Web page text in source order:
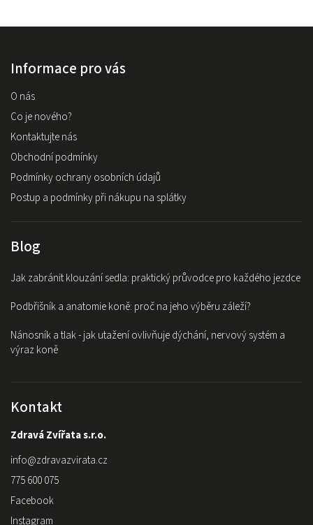
Informace pro vás
O nás
Co je nového?
Kontaktujte nás
Obchodní podmínky
Podmínky ochrany osobních údajů
Postup a podmínky při nákupu na splátky
Blog
Jak zabránit klouzání sedla: praktický průvodce pro každého jezdce
Podbřišník a anatomie koně: proč na jeho výběru záleží?
Nánosník a tlak - jak utažení ovlivňuje dýchání, nervový systém a
výraz koně
Kontakt
Zdravá Zvířata s.r.o.
info@zdravazvirata.cz
775 600 075
Facebook
Instagram